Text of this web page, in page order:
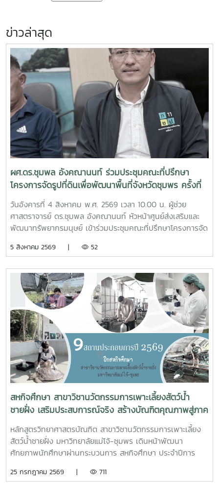
ข่าวล่าสุด
ผศ.ดร.ชุมพล อังคณานนท์ ร่วมประชุมคณะที่ปรึกษา
โครงการจัดรูปที่ดินเพื่อพัฒนาพื้นที่จังหวัดชุมพร ครั้งที่
2/2569
วันอังคารที่ 4 สิงหาคม พ.ศ. 2569 เวลา 10.00 น. ผู้ช่วย
ศาสตราจารย์ ดร.ชุมพล อังคณานนท์ หัวหน้าศูนย์ส่งเสริมและ
พัฒนาทรัพยากรมนุษย์ เข้าร่วมประชุมคณะที่ปรึกษาโครงการจัด
รวม สาย ก3 และ ก4ในเขตผังเมืองรวมชุมชนปากน้ำหลังสวน
ศาลากลางจังหวัดชุมพร โดยมีนายจักรพงศ์ นิลไพรัช ธนารักษ์
พื้นที่ชุมพร เป็นประธานในการประชุมในการนี้ นายอุดม จิตตวงค์
โยธาธิการและผังเมืองจังหวัดชุมพร พร้อมด้วยคณะที่ปรึกษา
โครงการจัดรูปที่ดินเพื่อพัฒนาพื้นที่ส่วนจังหวัดชุมพร บริเวณ
ถนนผังเมืองรวม สาย ก3 และก4 ในเขตผังเมืองรวมชุมชน
ปากน้ำหลังสวน เข้าร่วมการประชุมฯ ดังกล่าว เพื่อพิจารณาขอ
ความเห็นชอบค่าชดเชยต้นไม้และพืชผล และค่าชดเชยอาคารและ
สิ่งปลูกสร้างจากกองทุนจัดรูปที่ดินเพื่อพัฒนาพื้นที่มติที่ประชุม
รับทราบรายละเอียดราคาและเห็นควรให้เสนอคณะกรรมการ
จังหวัดขอรับเงินอุดหนุนจากกกองทุนจัดรูปเพื่อพัฒนาพื้นที่
5 สิงหาคม 2569 | 52
สหกิจศึกษา สาขาวิชานวัตกรรมการเพาะเลี้ยงสัตว์น้ำ
ชายฝั่ง เสริมประสบการณ์จริง สร้างบัณฑิตคุณภาพสู่ภาค
อุตสาหกรรมการผลิตสัตว์น้ำ
หลักสูตรวิทยาศาสตรบัณฑิต สาขาวิชานวัตกรรมการเพาะเลี้ยง
สัตว์น้ำชายฝั่ง มหาวิทยาลัยแม่โจ้-ชุมพร เดินหน้าพัฒนา
ศักยภาพนักศึกษาผ่านกระบวนการ สหกิจศึกษา ประจำปีการ
การและหน่วยงานภาคีเครือข่ายเป็นระยะเวลา 4 เดือน เพื่อให้
25 กรกฎาคม 2569 | 711